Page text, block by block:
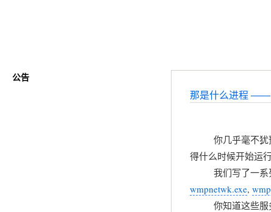
那是什么进程 ——
你几乎毫不犹豫
得什么时候开始运
我们写了一系列
wmpnetwk.exe,
你知道这些服务
公告